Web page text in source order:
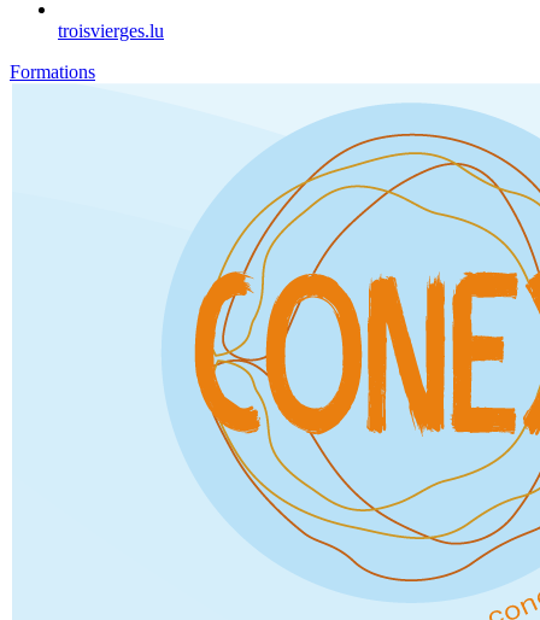
troisvierges.lu
Formations